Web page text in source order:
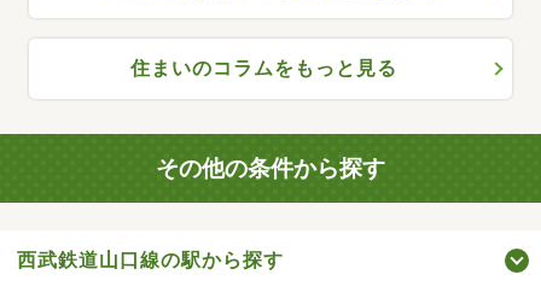
住まいのコラムをもっと見る
その他の条件から探す
西武鉄道山口線の駅から探す